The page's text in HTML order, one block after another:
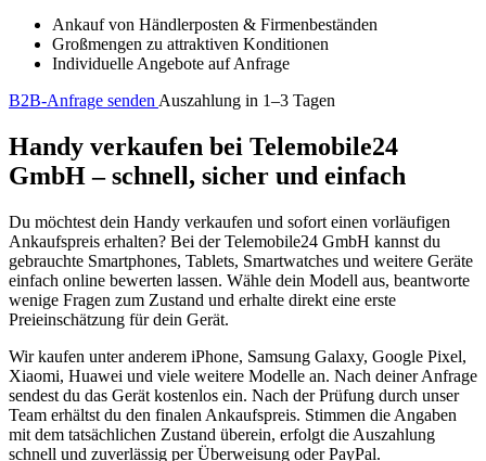
Ankauf von Händlerposten & Firmenbeständen
Großmengen zu attraktiven Konditionen
Individuelle Angebote auf Anfrage
B2B-Anfrage senden Auszahlung in 1–3 Tagen
Handy verkaufen bei Telemobile24
GmbH – schnell, sicher und einfach
Du möchtest dein Handy verkaufen und sofort einen vorläufigen
Ankaufspreis erhalten? Bei der Telemobile24 GmbH kannst du
gebrauchte Smartphones, Tablets, Smartwatches und weitere Geräte
einfach online bewerten lassen. Wähle dein Modell aus, beantworte
wenige Fragen zum Zustand und erhalte direkt eine erste
Preieinschätzung für dein Gerät.
Wir kaufen unter anderem iPhone, Samsung Galaxy, Google Pixel,
Xiaomi, Huawei und viele weitere Modelle an. Nach deiner Anfrage
sendest du das Gerät kostenlos ein. Nach der Prüfung durch unser
Team erhältst du den finalen Ankaufspreis. Stimmen die Angaben
mit dem tatsächlichen Zustand überein, erfolgt die Auszahlung
schnell und zuverlässig per Überweisung oder PayPal.